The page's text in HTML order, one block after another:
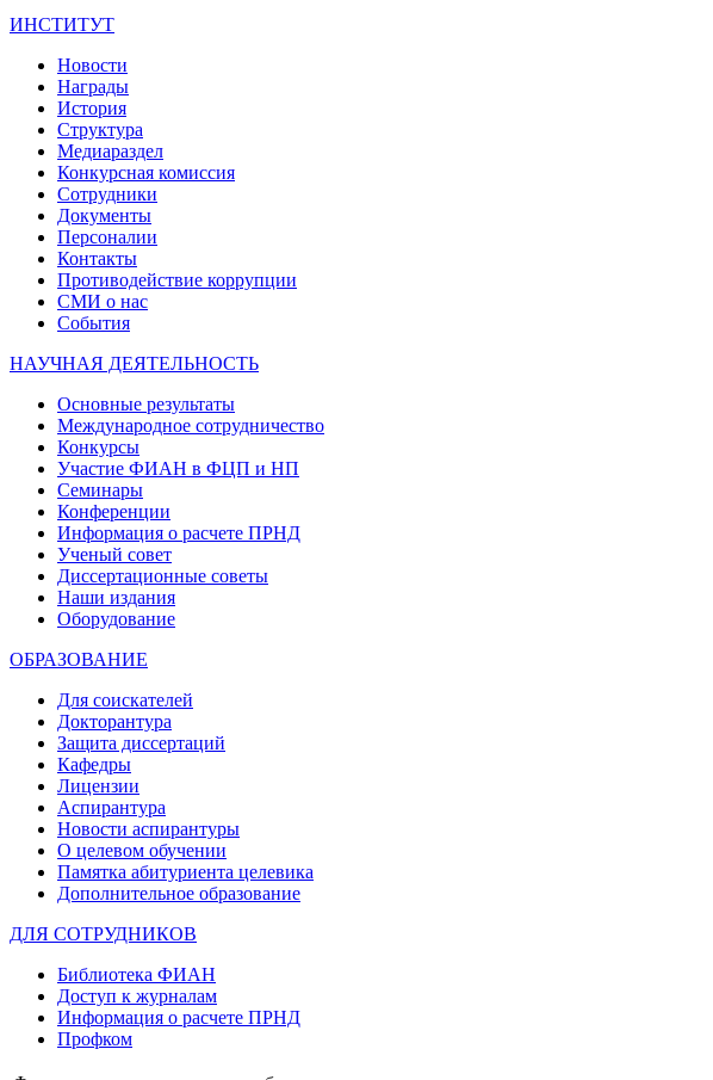
ИНСТИТУТ
Новости
Награды
История
Структура
Медиараздел
Конкурсная комиссия
Сотрудники
Документы
Персоналии
Контакты
Противодействие коррупции
СМИ о нас
События
НАУЧНАЯ ДЕЯТЕЛЬНОСТЬ
Основные результаты
Международное сотрудничество
Конкурсы
Участие ФИАН в ФЦП и НП
Семинары
Конференции
Информация о расчете ПРНД
Ученый совет
Диссертационные советы
Наши издания
Оборудование
ОБРАЗОВАНИЕ
Для соискателей
Докторантура
Защита диссертаций
Кафедры
Лицензии
Аспирантура
Новости аспирантуры
О целевом обучении
Памятка абитуриента целевика
Дополнительное образование
ДЛЯ СОТРУДНИКОВ
Библиотека ФИАН
Доступ к журналам
Информация о расчете ПРНД
Профком